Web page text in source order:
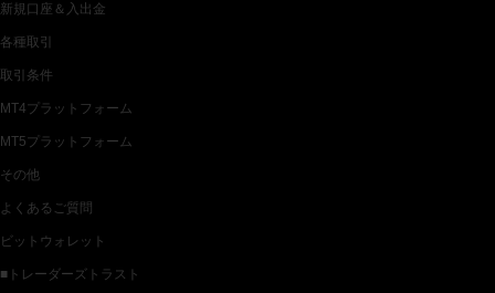
新規口座＆入出金
各種取引
取引条件
MT4プラットフォーム
MT5プラットフォーム
その他
よくあるご質問
ビットウォレット
■トレーダーズトラスト